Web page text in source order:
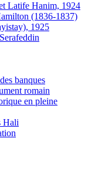
Latife Hanim, 1924
(1836-1837)
1925
banques
romain
en pleine
Hali